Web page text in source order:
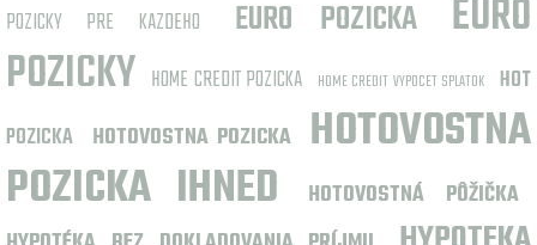
POZICKY PRE KAZDEHO
EURO POZICKA
EURO
POZICKY HOME CREDIT POZICKA HOME CREDIT VYPOCET SPLATOK
HOT
POZICKA HOTOVOSTNA POZICKA HOTOVOSTNA
POZICKA IHNED
HOTOVOSTNÁ PÔŽIČKA